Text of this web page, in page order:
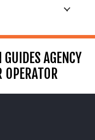
AGENCY